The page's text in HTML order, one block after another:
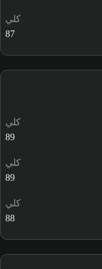
كلي
87
كلي
89
كلي
89
كلي
88